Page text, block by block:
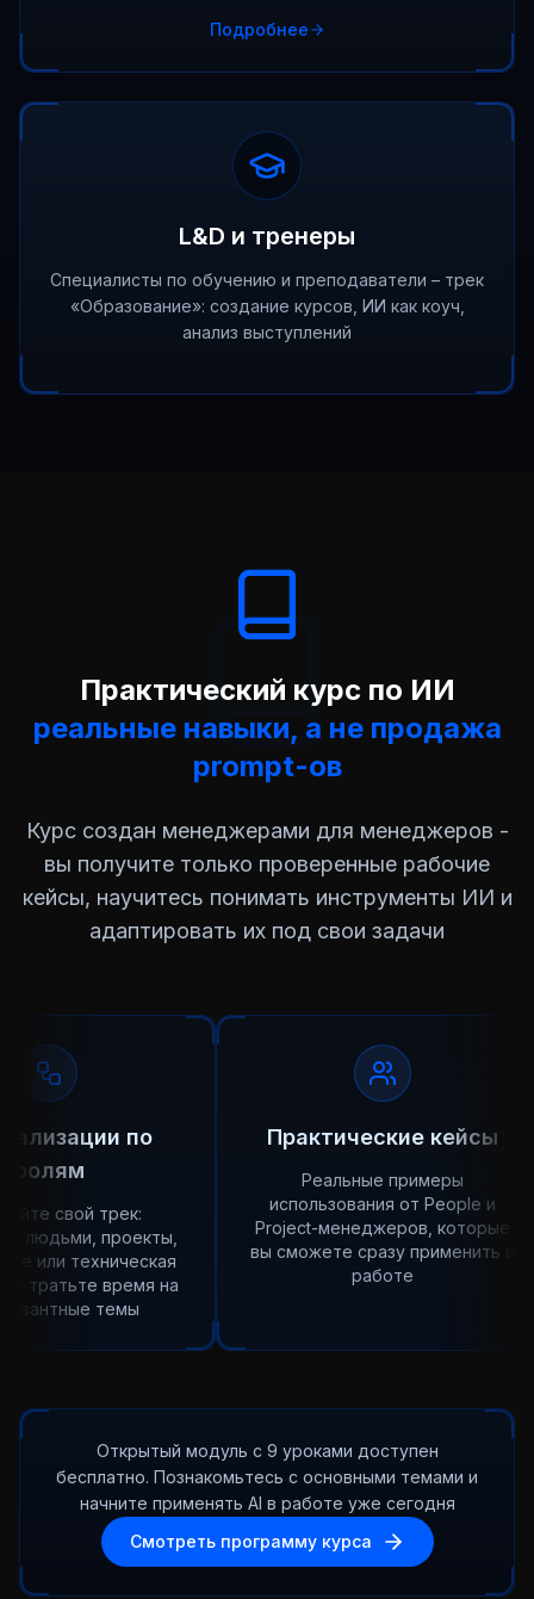
Подробнее
L&D и тренеры
Специалисты по обучению и преподаватели – трек
«Образование»: создание курсов, ИИ как коуч,
анализ выступлений
Практический курс по ИИ
реальные навыки, а не продажа
prompt-ов
Курс создан менеджерами для менеджеров -
вы получите только проверенные рабочие
кейсы, научитесь понимать инструменты ИИ и
адаптировать их под свои задачи
по
ролям
свой трек:
людьми, проекты,
или техническая
тратьте время на
темы
Практические кейсы
Реальные примеры
использования от People и
Project-менеджеров, которые
вы сможете сразу применить в
работе
Открытый модуль с 9 уроками доступен
бесплатно. Познакомьтесь с основными темами и
начните применять AI в работе уже сегодня
Смотреть программу курса